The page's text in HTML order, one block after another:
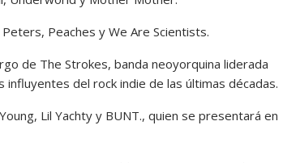
Peters, Peaches y We Are Scientists.
de The Strokes, banda neoyorquina liderada
influyentes del rock indie de las últimas décadas.
, Lil Yachty y BUNT., quien se presentará en